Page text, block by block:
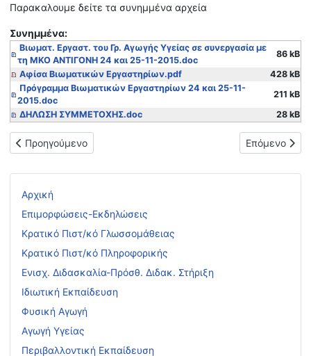
Αρχική
Επιμορφώσεις-Εκδηλώσεις
Κρατικό Πιστ/κό Γλωσσομάθειας
Κρατικό Πιστ/κό Πληροφορικής
Ενισχ. Διδασκαλία-Πρόσθ. Διδακ. Στήριξη
Ιδιωτική Εκπαίδευση
Φυσική Αγωγή
Αγωγή Υγείας
Περιβαλλοντική Εκπαίδευση
Παρακαλουμε δείτε τα συνημμένα αρχεία
Συνημμένα:
Βιωματ. Εργαστ. του Γρ. Αγωγής Υγείας σε συνεργασία με
τη ΜΚΟ ΑΝΤΙΓΟΝΗ 24 και 25-11-2015.doc
86 kB
Αφίσα Βιωματικών Εργαστηρίων.pdf
428 kB
Πρόγραμμα Βιωματικών Εργαστηρίων 24 και 25-11-
2015.doc
211 kB
ΔΗΛΩΣΗ ΣΥΜΜΕΤΟΧΗΣ.doc
28 kB
Προηγούμενο άρθρο: Ανακοίνωση ονομάτων εκπαιδευτικών
Προηγούμενο Επόμενο
Επόμενο